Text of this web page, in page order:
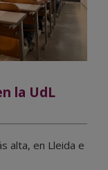
la UdL
alta, en Lleida e